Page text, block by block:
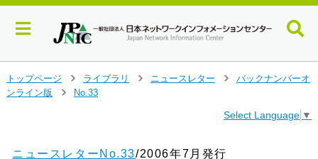
イ
トップページ
>
ライブラリ
ニュースレター
バックナンバーオ
ンライン版
No.33
Select Language ▼
ニュースレターNo.33/2006年7月発行